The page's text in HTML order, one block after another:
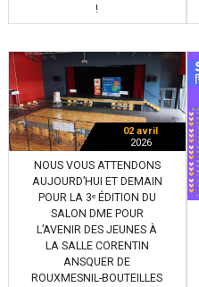
!
02 avril
2026
NOUS VOUS ATTENDONS
AUJOURD’HUI ET DEMAIN
POUR LA 3ᵉ ÉDITION DU
SALON DME POUR
L’AVENIR DES JEUNES À
LA SALLE CORENTIN
ANSQUER DE
ROUXMESNIL-BOUTEILLES